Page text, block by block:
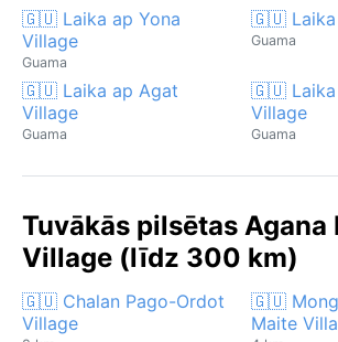
🇬🇺 Laika ap Yona
Village
Guama
🇬🇺 Laika
Guama
🇬🇺 Laika ap Agat
Village
Guama
🇬🇺 Laika
Village
Guama
Tuvākās pilsētas Agana
Village (līdz 300 km)
🇬🇺 Chalan Pago-Ordot
Village
🇬🇺
Maite